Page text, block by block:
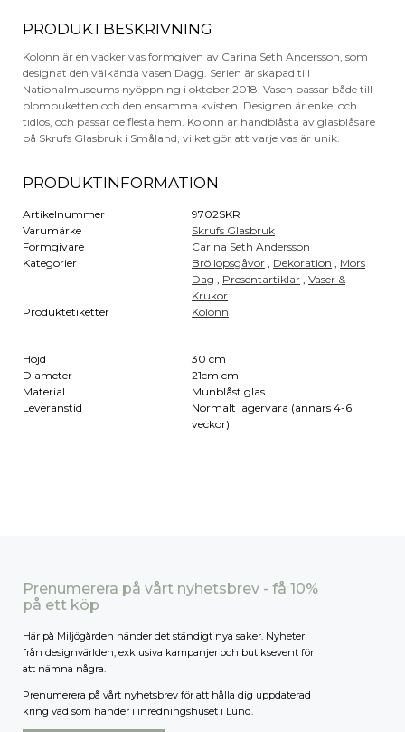
PRODUKTBESKRIVNING
Kolonn är en vacker vas formgiven av Carina Seth Andersson, som
designat den välkända vasen Dagg. Serien är skapad till
Nationalmuseums nyöppning i oktober 2018. Vasen passar både till
blombuketten och den ensamma kvisten. Designen är enkel och
tidlös, och passar de flesta hem. Kolonn är handblåsta av glasblåsare
på Skrufs Glasbruk i Småland, vilket gör att varje vas är unik.
PRODUKTINFORMATION
Artikelnummer
9702SKR
Varumärke
Skrufs Glasbruk
Formgivare
Carina Seth Andersson
Kategorier
Bröllopsgåvor , Dekoration , Mors
Dag , Presentartiklar ,Vaser &
Krukor
Produktetiketter
Kolonn
Höjd
30 cm
Diameter
21cm cm
Material
Munblåst glas
Leveranstid
Normalt lagervara (annars 4-6
veckor)
Prenumerera på vårt nyhetsbrev - få 10%
på ett köp
Här på Miljögården händer det ständigt nya saker. Nyheter
från designvärlden, exklusiva kampanjer och butiksevent för
att nämna några.
Prenumerera på vårt nyhetsbrev för att hålla dig uppdaterad
kring vad som händer i inredningshuset i Lund.